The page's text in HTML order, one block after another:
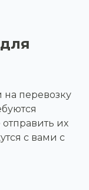
перевозку
их
с вами с